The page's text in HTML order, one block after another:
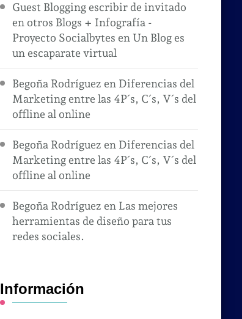
Guest Blogging escribir de invitado
en otros Blogs + Infografía -
Proyecto Socialbytes en Un Blog es
un escaparate virtual
Begoña Rodríguez en Diferencias del
Marketing entre las 4P´s, C´s, V´s del
offline al online
Begoña Rodríguez en Diferencias del
Marketing entre las 4P´s, C´s, V´s del
offline al online
Begoña Rodríguez en Las mejores
herramientas de diseño para tus
redes sociales.
Información